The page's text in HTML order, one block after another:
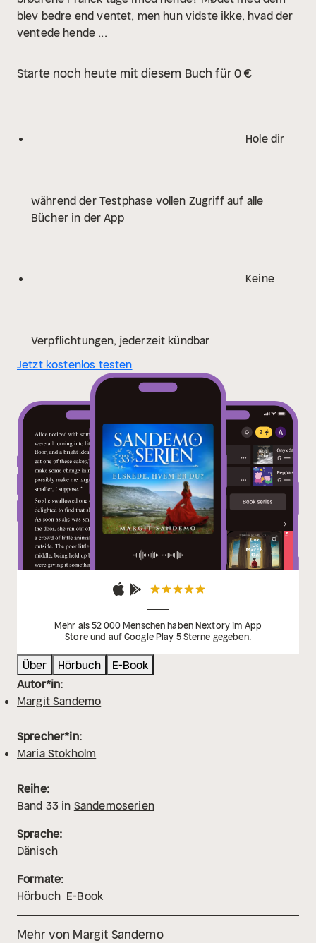
blev bedre end ventet, men hun vidste ikke, hvad der
ventede hende ...
Starte noch heute mit diesem Buch für 0 €
Hole dir
während der Testphase vollen Zugriff auf alle
Bücher in der App
Keine
Verpflichtungen, jederzeit kündbar
Jetzt kostenlos testen
Mehr als 52 000 Menschen haben Nextory im App
Store und auf Google Play 5 Sterne gegeben.
Über Hörbuch
E-Book
Autor*in:
Margit Sandemo
Sprecher*in:
Maria Stokholm
Reihe:
Band 33 in Sandemoserien
Sprache:
Dänisch
Formate:
Hörbuch E-Book
Mehr von Margit Sandemo